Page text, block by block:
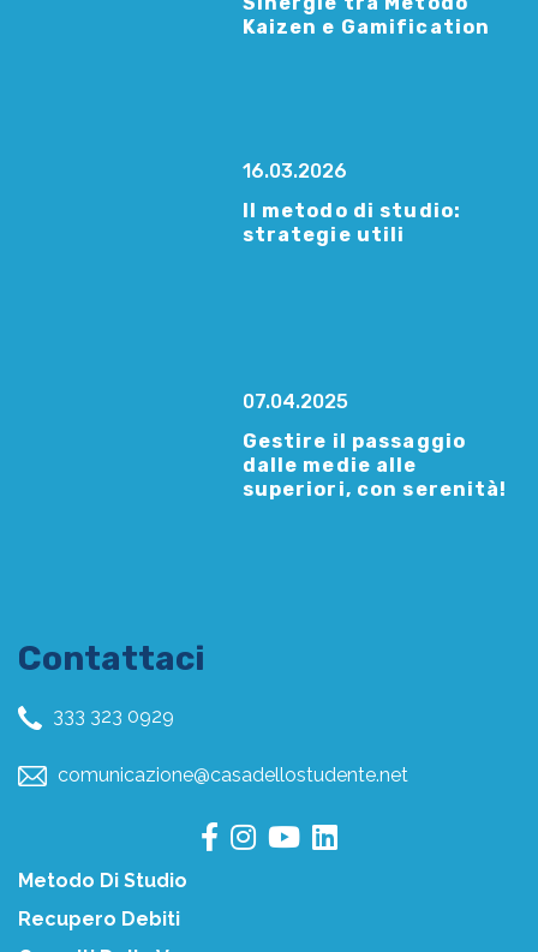
Kaizen e Gamification
16.03.2026
Il metodo di studio:
strategie utili
07.04.2025
Gestire il passaggio
dalle medie alle
superiori, con serenità!
Contattaci
333 323 0929
comunicazione@casadellostudente.net
Metodo Di Studio
Recupero Debiti